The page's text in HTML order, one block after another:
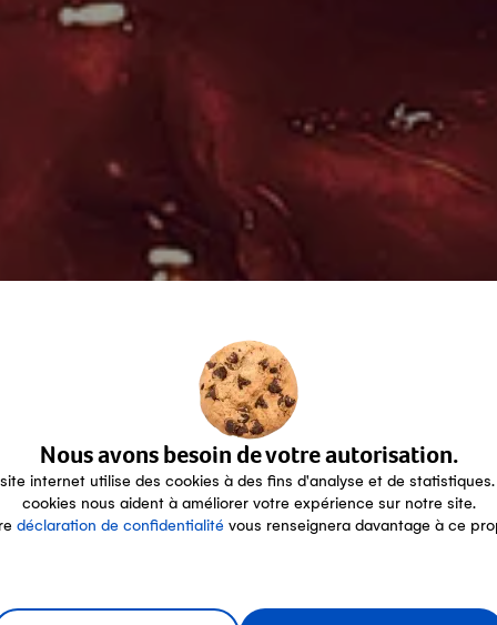
Nous avons besoin de votre autorisation.
internet utilise des cookies à des fins d'analyse et de statistiques.
cookies nous aident à améliorer votre expérience sur notre site.
déclaration de confidentialité vous renseignera davantage à ce